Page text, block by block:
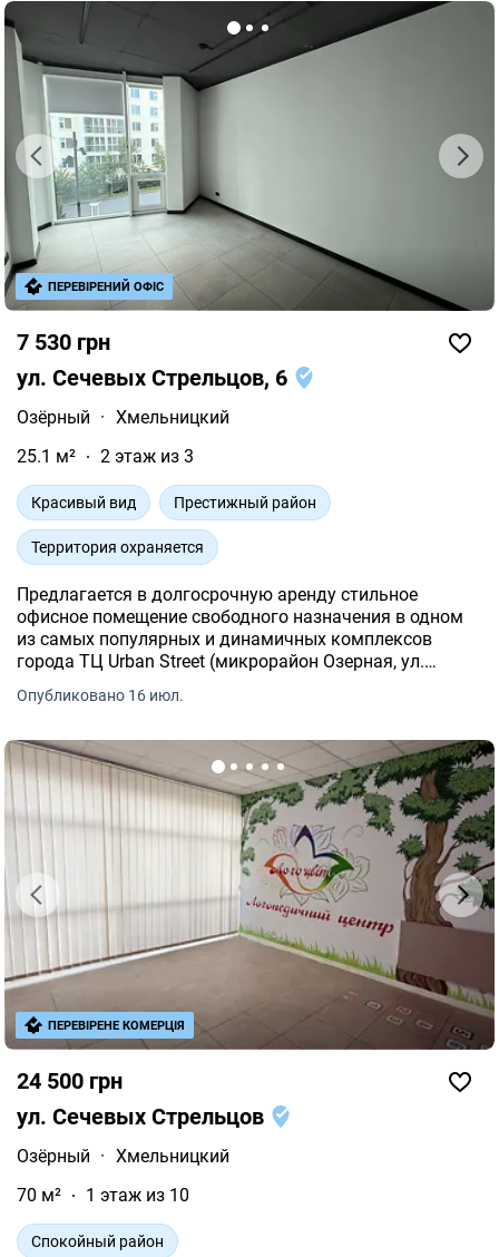
7 530 грн
ул. Сечевых Стрельцов, 6
Озёрный · Хмельницкий
25.1 м²
2 этаж из 3
Красивый вид Престижный район
Территория охраняется
Предлагается в долгосрочную аренду стильное
офисное помещение свободного назначения в одном
из самых популярных и динамичных комплексов
города ТЦ Urban Street (микрорайон Озерная, ул.
Опубликовано 16 июл.
ПЕРЕВІРЕНИЙ ОФІС
24 500 грн
ул. Сечевых Стрельцов
Озёрный · Хмельницкий
70 м²
1 этаж из 10
Спокойный район
ПЕРЕВІРЕНЕ КОМЕРЦІЯ